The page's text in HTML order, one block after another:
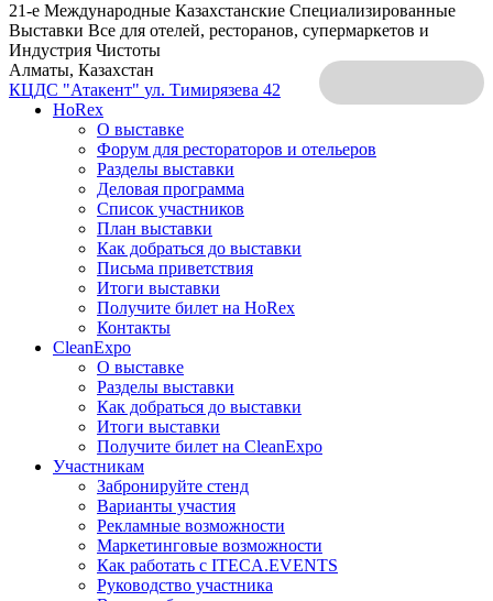
21-е Международные Казахстанские Специализированные
Выставки Все для отелей, ресторанов, супермаркетов и
Индустрия Чистоты
Алматы, Казахстан
КЦДС "Атакент" ул. Тимирязева 42
HoRex
О выставке
Форум для рестораторов и отельеров
Разделы выставки
Деловая программа
Список участников
План выставки
Как добраться до выставки
Письма приветствия
Итоги выставки
Получите билет на HoRex
Контакты
CleanExpo
О выставке
Разделы выставки
Как добраться до выставки
Итоги выставки
Получите билет на CleanExpo
Участникам
Забронируйте стенд
Варианты участия
Рекламные возможности
Маркетинговые возможности
Как работать с ITECA.EVENTS
Руководство участника